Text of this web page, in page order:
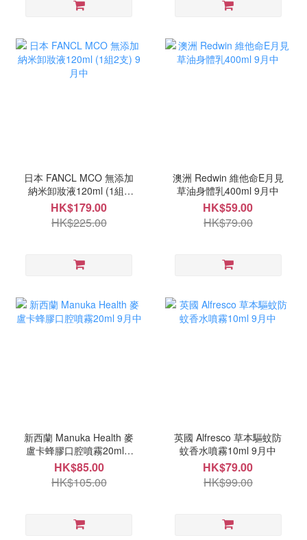
日本 FANCL MCO 無添加
納米卸妝液120ml (1組2
支) 9月中
HK$179.00
HK$225.00
澳洲 Redwin 維他命E月見
草油身體乳400ml 9月中
HK$59.00
HK$79.00
新西蘭 Manuka Health 麥
盧卡蜂膠口腔噴霧20ml 9
月中
HK$85.00
HK$105.00
英國 Alfresco 草本驅蚊防
蚊香水噴霧10ml 9月中
HK$79.00
HK$99.00